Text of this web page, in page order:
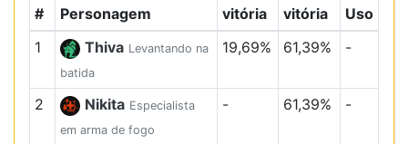
# Personagem
vitória
vitória
Uso
1
Thiva Levantando na
batida
19,69% 61,39% -
2 Nikita Especialista
em arma de fogo
- 61,39% -